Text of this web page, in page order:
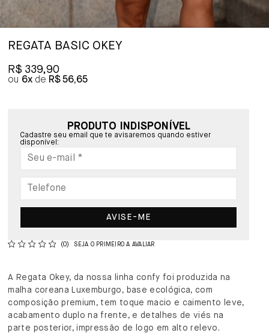
REGATA BASIC OKEY
R$ 339,90
6x R$ 56,65
PRODUTO INDISPONÍVEL
Cadastre seu email que te avisaremos quando estiver
disponível:
AVISE-ME
(0) SEJA O PRIMEIRO A AVALIAR
A Regata Okey, da nossa linha confy foi produzida na
malha coreana Luxemburgo, base ecológica, com
composição premium, tem toque macio e caimento leve,
acabamento duplo na frente, e detalhes de viés na
parte posterior, impressão de logo em alto relevo.